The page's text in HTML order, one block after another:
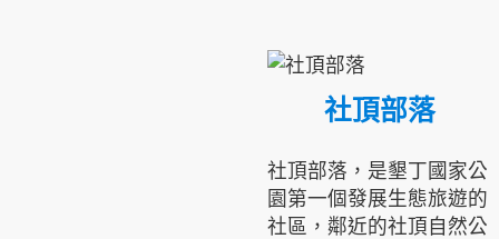
社頂部落
社頂部落，是墾丁國家公
園第一個發展生態旅遊的
社區，鄰近的社頂自然公